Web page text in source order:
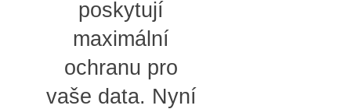
poskytují
maximální
ochranu pro
vaše data. Nyní